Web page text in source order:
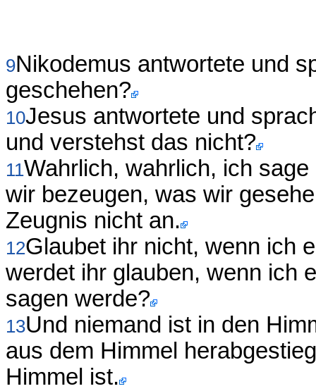
9Nikodemus antwortete und
geschehen?
10Jesus antwortete und
und verstehst das nicht?
11Wahrlich, wahrlich, ich
wir bezeugen, was wir
Zeugnis nicht an.
12Glaubet ihr nicht, wenn ich
werdet ihr glauben, wenn ich
sagen werde?
13Und niemand ist in den
aus dem Himmel
Himmel ist.